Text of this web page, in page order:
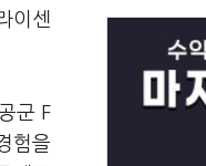
이센
군 F
험을